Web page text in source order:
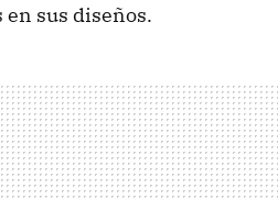
sus diseños.